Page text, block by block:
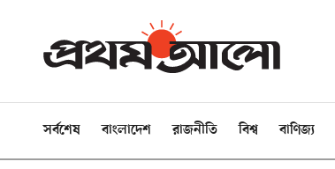
সর্বশেষ বাংলাদেশ রাজনীতি বিশ্ব বাণিজ্য